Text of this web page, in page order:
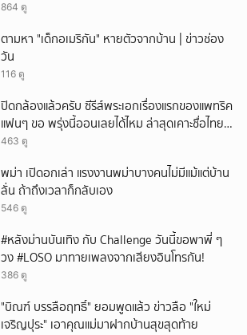
864 ดู
ตามหา "เด็กอเมริกัน" หายตัวจากบ้าน | ข่าวช่อง
วัน
116 ดู
ปิดกล้องแล้วครับ ซีรีส์พระเอกเรื่องแรกของแพทริค
แฟนๆ ขอ พรุ่งนี้ออนเลยได้ไหม ล่าสุดเคาะชื่อไทย
แล้ว
463 ดู
พม่า เปิดอกเล่า แรงงานพม่าบางคนไม่มีแม้แต่บ้าน
ลั่น ถ้าถึงเวลาก็กลับเอง
546 ดู
#หลังม่านบันเทิง กับ Challenge วันนี้ขอพาพี่ ๆ
วง #LOSO มาทายเพลงจากเสียงอินโทรกัน!
386 ดู
"บิณฑ์ บรรลือฤทธิ์" ยอมพูดแล้ว ข่าวลือ "ใหม่
เจริญปุระ" เอาคุณแม่มาฝากบ้านสุขสุดท้าย